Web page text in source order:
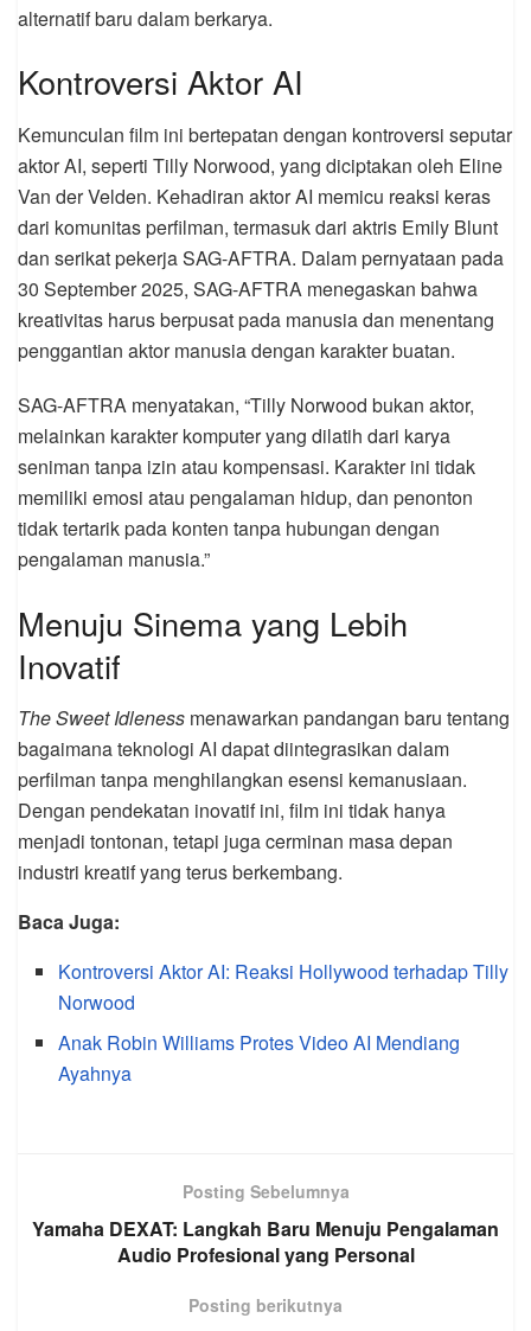
alternatif baru dalam berkarya.
Kontroversi Aktor AI
Kemunculan film ini bertepatan dengan kontroversi seputar
aktor AI, seperti Tilly Norwood, yang diciptakan oleh Eline
Van der Velden. Kehadiran aktor AI memicu reaksi keras
dari komunitas perfilman, termasuk dari aktris Emily Blunt
dan serikat pekerja SAG-AFTRA. Dalam pernyataan pada
30 September 2025, SAG-AFTRA menegaskan bahwa
kreativitas harus berpusat pada manusia dan menentang
penggantian aktor manusia dengan karakter buatan.
SAG-AFTRA menyatakan, “Tilly Norwood bukan aktor,
melainkan karakter komputer yang dilatih dari karya
seniman tanpa izin atau kompensasi. Karakter ini tidak
memiliki emosi atau pengalaman hidup, dan penonton
tidak tertarik pada konten tanpa hubungan dengan
pengalaman manusia.”
Menuju Sinema yang Lebih
Inovatif
The Sweet Idleness menawarkan pandangan baru tentang
bagaimana teknologi AI dapat diintegrasikan dalam
perfilman tanpa menghilangkan esensi kemanusiaan.
Dengan pendekatan inovatif ini, film ini tidak hanya
menjadi tontonan, tetapi juga cerminan masa depan
industri kreatif yang terus berkembang.
Baca Juga:
Kontroversi Aktor AI: Reaksi Hollywood terhadap Tilly
Norwood
Anak Robin Williams Protes Video AI Mendiang
Ayahnya
Posting Sebelumnya
Yamaha DEXAT: Langkah Baru Menuju Pengalaman
Audio Profesional yang Personal
Posting berikutnya